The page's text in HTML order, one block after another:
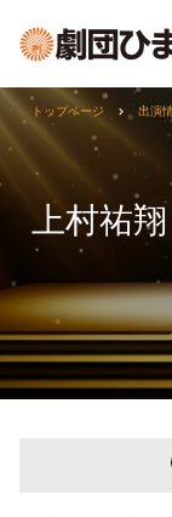
上村祐
トップページ 出演